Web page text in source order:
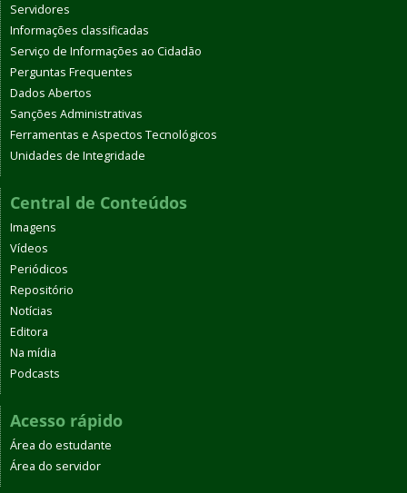
Servidores
Informações classificadas
Serviço de Informações ao Cidadão
Perguntas Frequentes
Dados Abertos
Sanções Administrativas
Ferramentas e Aspectos Tecnológicos
Unidades de Integridade
Central de Conteúdos
Imagens
Vídeos
Periódicos
Repositório
Notícias
Editora
Na mídia
Podcasts
Acesso rápido
Área do estudante
Área do servidor